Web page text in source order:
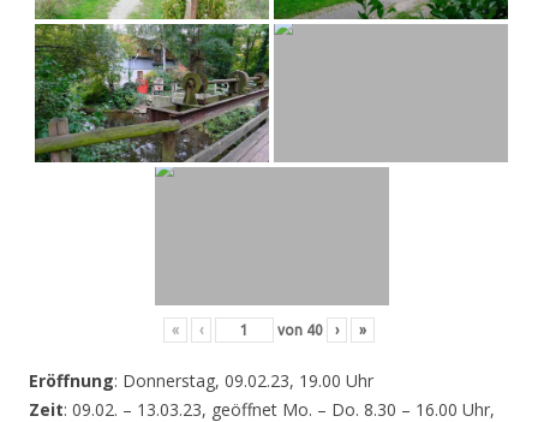
« ‹ von 40 › »
Eröffnung: Donnerstag, 09.02.23, 19.00 Uhr
Zeit: 09.02. – 13.03.23, geöffnet Mo. – Do. 8.30 – 16.00 Uhr,